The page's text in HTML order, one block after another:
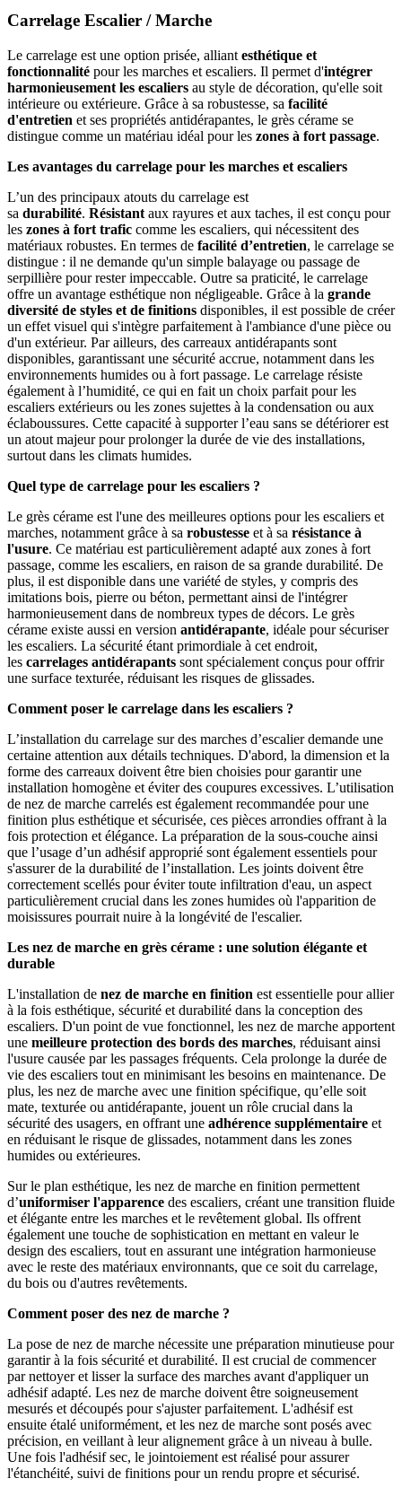
Carrelage Escalier / Marche
Le carrelage est une option prisée, alliant esthétique et
fonctionnalité pour les marches et escaliers. Il permet d'intégrer
harmonieusement les escaliers au style de décoration, qu'elle soit
intérieure ou extérieure. Grâce à sa robustesse, sa facilité
d'entretien et ses propriétés antidérapantes, le grès cérame se
distingue comme un matériau idéal pour les zones à fort passage.
Les avantages du carrelage pour les marches et escaliers
L’un des principaux atouts du carrelage est
sa durabilité. Résistant aux rayures et aux taches, il est conçu pour
les zones à fort trafic comme les escaliers, qui nécessitent des
matériaux robustes. En termes de facilité d’entretien, le carrelage se
distingue : il ne demande qu'un simple balayage ou passage de
serpillière pour rester impeccable. Outre sa praticité, le carrelage
offre un avantage esthétique non négligeable. Grâce à la grande
diversité de styles et de finitions disponibles, il est possible de créer
un effet visuel qui s'intègre parfaitement à l'ambiance d'une pièce ou
d'un extérieur. Par ailleurs, des carreaux antidérapants sont
disponibles, garantissant une sécurité accrue, notamment dans les
environnements humides ou à fort passage. Le carrelage résiste
également à l’humidité, ce qui en fait un choix parfait pour les
escaliers extérieurs ou les zones sujettes à la condensation ou aux
éclaboussures. Cette capacité à supporter l’eau sans se détériorer est
un atout majeur pour prolonger la durée de vie des installations,
surtout dans les climats humides.
Quel type de carrelage pour les escaliers ?
Le grès cérame est l'une des meilleures options pour les escaliers et
marches, notamment grâce à sa robustesse et à sa résistance à
l'usure. Ce matériau est particulièrement adapté aux zones à fort
passage, comme les escaliers, en raison de sa grande durabilité. De
plus, il est disponible dans une variété de styles, y compris des
imitations bois, pierre ou béton, permettant ainsi de l'intégrer
harmonieusement dans de nombreux types de décors. Le grès
cérame existe aussi en version antidérapante, idéale pour sécuriser
les escaliers. La sécurité étant primordiale à cet endroit,
les carrelages antidérapants sont spécialement conçus pour offrir
une surface texturée, réduisant les risques de glissades.
Comment poser le carrelage dans les escaliers ?
L’installation du carrelage sur des marches d’escalier demande une
certaine attention aux détails techniques. D'abord, la dimension et la
forme des carreaux doivent être bien choisies pour garantir une
installation homogène et éviter des coupures excessives. L’utilisation
de nez de marche carrelés est également recommandée pour une
finition plus esthétique et sécurisée, ces pièces arrondies offrant à la
fois protection et élégance. La préparation de la sous-couche ainsi
que l’usage d’un adhésif approprié sont également essentiels pour
s'assurer de la durabilité de l’installation. Les joints doivent être
correctement scellés pour éviter toute infiltration d'eau, un aspect
particulièrement crucial dans les zones humides où l'apparition de
moisissures pourrait nuire à la longévité de l'escalier.
Les nez de marche en grès cérame : une solution élégante et
durable
L'installation de nez de marche en finition est essentielle pour allier
à la fois esthétique, sécurité et durabilité dans la conception des
escaliers. D'un point de vue fonctionnel, les nez de marche apportent
une meilleure protection des bords des marches, réduisant ainsi
l'usure causée par les passages fréquents. Cela prolonge la durée de
vie des escaliers tout en minimisant les besoins en maintenance. De
plus, les nez de marche avec une finition spécifique, qu’elle soit
mate, texturée ou antidérapante, jouent un rôle crucial dans la
sécurité des usagers, en offrant une adhérence supplémentaire et
en réduisant le risque de glissades, notamment dans les zones
humides ou extérieures.
Sur le plan esthétique, les nez de marche en finition permettent
d’uniformiser l'apparence des escaliers, créant une transition fluide
et élégante entre les marches et le revêtement global. Ils offrent
également une touche de sophistication en mettant en valeur le
design des escaliers, tout en assurant une intégration harmonieuse
avec le reste des matériaux environnants, que ce soit du carrelage,
du bois ou d'autres revêtements.
Comment poser des nez de marche ?
La pose de nez de marche nécessite une préparation minutieuse pour
garantir à la fois sécurité et durabilité. Il est crucial de commencer
par nettoyer et lisser la surface des marches avant d'appliquer un
adhésif adapté. Les nez de marche doivent être soigneusement
mesurés et découpés pour s'ajuster parfaitement. L'adhésif est
ensuite étalé uniformément, et les nez de marche sont posés avec
précision, en veillant à leur alignement grâce à un niveau à bulle.
Une fois l'adhésif sec, le jointoiement est réalisé pour assurer
l'étanchéité, suivi de finitions pour un rendu propre et sécurisé.